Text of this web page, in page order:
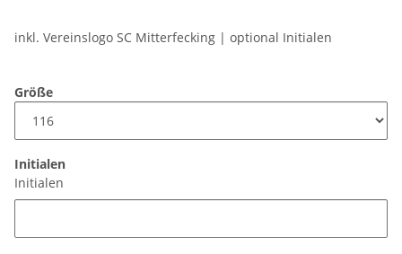
inkl. Vereinslogo SC Mitterfecking | optional Initialen
Größe
Initialen
Initialen